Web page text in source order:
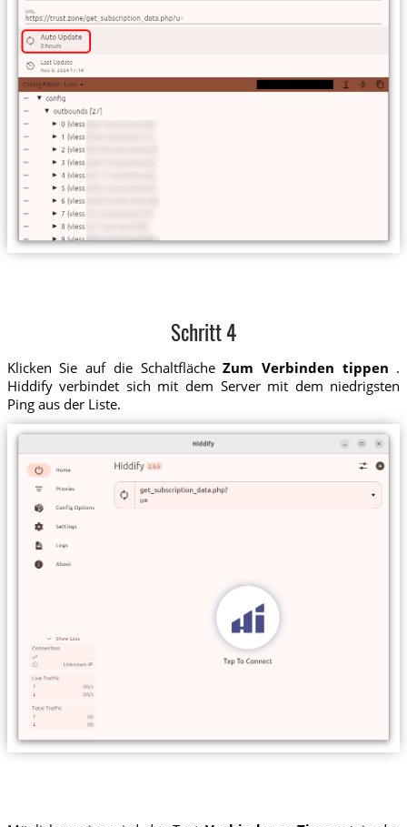
Schritt 4
Klicken Sie auf die SchaltflächeZum Verbinden tippen .
Hiddify verbindet sich mit dem Server mit dem niedrigsten
Ping aus der Liste.